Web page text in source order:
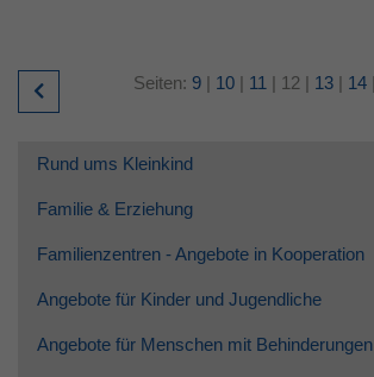
Seiten: 9 | 10 | 11 | 12 | 13 | 14 |
Rund ums Kleinkind
Familie & Erziehung
Familienzentren - Angebote in Kooperation
Angebote für Kinder und Jugendliche
Angebote für Menschen mit Behinderungen